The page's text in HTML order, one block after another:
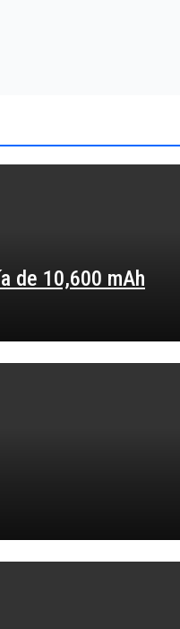
de 10,600 mAh